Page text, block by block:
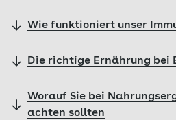
Wie funktioniert unser
Die richtige Ernährung bei
Worauf Sie bei
achten sollten